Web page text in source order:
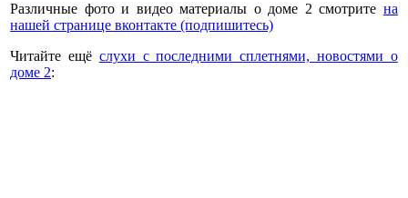
Различные фото и видео материалы о доме 2 смотрите на
нашей странице вконтакте (подпишитесь)
Читайте ещё слухи с последними сплетнями, новостями о
доме 2: